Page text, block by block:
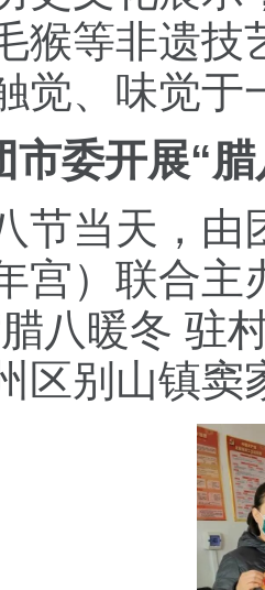
猴等非遗技
觉、味觉于
市委开展“
节当天，由
宫）联合主
八暖冬 驻
区别山镇窦